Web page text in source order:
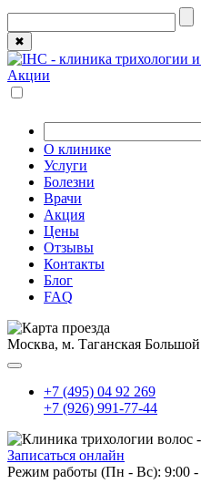
✖
Акции
О клинике
Услуги
Болезни
Врачи
Акция
Цены
Отзывы
Контакты
Блог
FAQ
Москва, м. Таганская Большой
+7 (495) 04 92 269
+7 (926) 991-77-44
Записаться онлайн
Режим работы (Пн - Вс): 9:00 -